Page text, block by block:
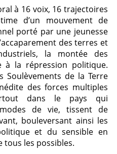
à 16 voix, 16 trajectoires
d’un mouvement de
porté par une jeunesse
des terres et
la montée des
à la répression politique.
de la Terre
des forces multiples
dans le pays qui
de vie, tissent de
bouleversant ainsi les
et du sensible en
tous les possibles.